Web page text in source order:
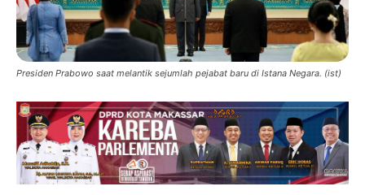
Presiden Prabowo saat melantik sejumlah pejabat baru di Istana Negara. (ist)